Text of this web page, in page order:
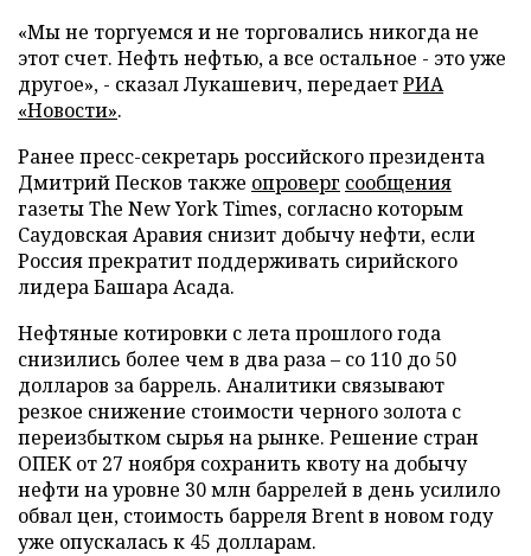
«Мы не торгуемся и не торговались никогда не
этот счет. Нефть нефтью, а все остальное - это уже
другое», - сказал Лукашевич, передаетРИА
«Новости».
Ранее пресс-секретарь российского президента
Дмитрий Песков также опроверг сообщения
газеты The New York Times, согласно которым
Саудовская Аравия снизит добычу нефти, если
Россия прекратит поддерживать сирийского
лидера Башара Асада.
Нефтяные котировки с лета прошлого года
снизились более чем в два раза – со 110 до 50
долларов за баррель. Аналитики связывают
резкое снижение стоимости черного золота с
переизбытком сырья на рынке. Решение стран
ОПЕК от 27 ноября сохранить квоту на добычу
нефти на уровне 30 млн баррелей в день усилило
обвал цен, стоимость барреля Brent в новом году
уже опускалась к 45 долларам.